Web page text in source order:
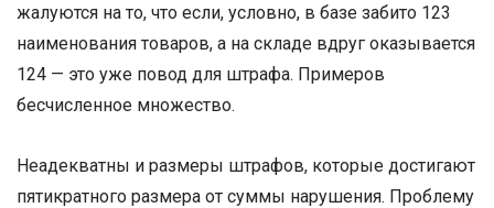
жалуются на то, что если, условно, в базе забито 123
наименования товаров, а на складе вдруг оказывается
124 — это уже повод для штрафа. Примеров
бесчисленное множество.
Неадекватны и размеры штрафов, которые достигают
пятикратного размера от суммы нарушения. Проблему